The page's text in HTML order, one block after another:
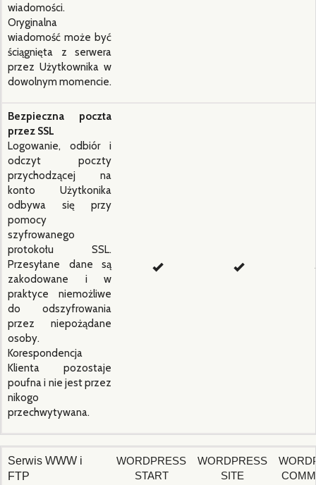
wiadomości.
Oryginalna
wiadomość może być
ściągnięta z serwera
przez Użytkownika w
dowolnym momencie.
Bezpieczna poczta
przez SSL
Logowanie, odbiór i
odczyt poczty
przychodzącej na
konto Użytkonika
odbywa się przy
pomocy
szyfrowanego
protokołu SSL.
Przesyłane dane są
zakodowane i w
praktyce niemożliwe
do odszyfrowania
przez niepożądane
osoby.
Korespondencja
Klienta pozostaje
poufna i nie jest przez
nikogo
przechwytywana.
Serwis WWW i
FTP
WORDPRESS
START
WORDPRESS
SITE